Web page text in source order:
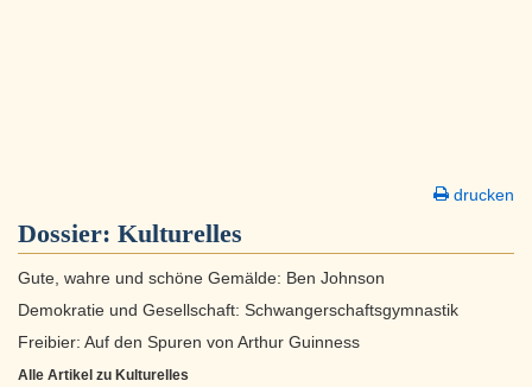
drucken
Dossier: Kulturelles
Gute, wahre und schöne Gemälde: Ben Johnson
Demokratie und Gesellschaft: Schwangerschaftsgymnastik
Freibier: Auf den Spuren von Arthur Guinness
Alle Artikel zu Kulturelles